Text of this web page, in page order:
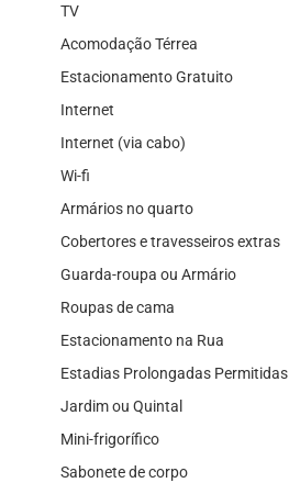
TV
Acomodação Térrea
Estacionamento Gratuito
Internet
Internet (via cabo)
Wi-fi
Armários no quarto
Cobertores e travesseiros extras
Guarda-roupa ou Armário
Roupas de cama
Estacionamento na Rua
Estadias Prolongadas Permitidas
Jardim ou Quintal
Mini-frigorífico
Sabonete de corpo